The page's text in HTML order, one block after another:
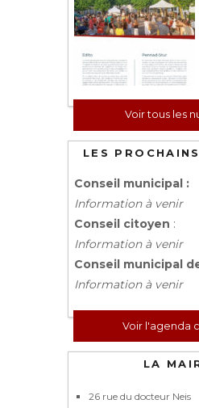
Voir tous les
LES
Conseil municipal :
Information à venir
Conseil citoyen :
Information à venir
Conseil municipal
Information à venir
Voir l'agenda
LA
26 rue du docteur Neis